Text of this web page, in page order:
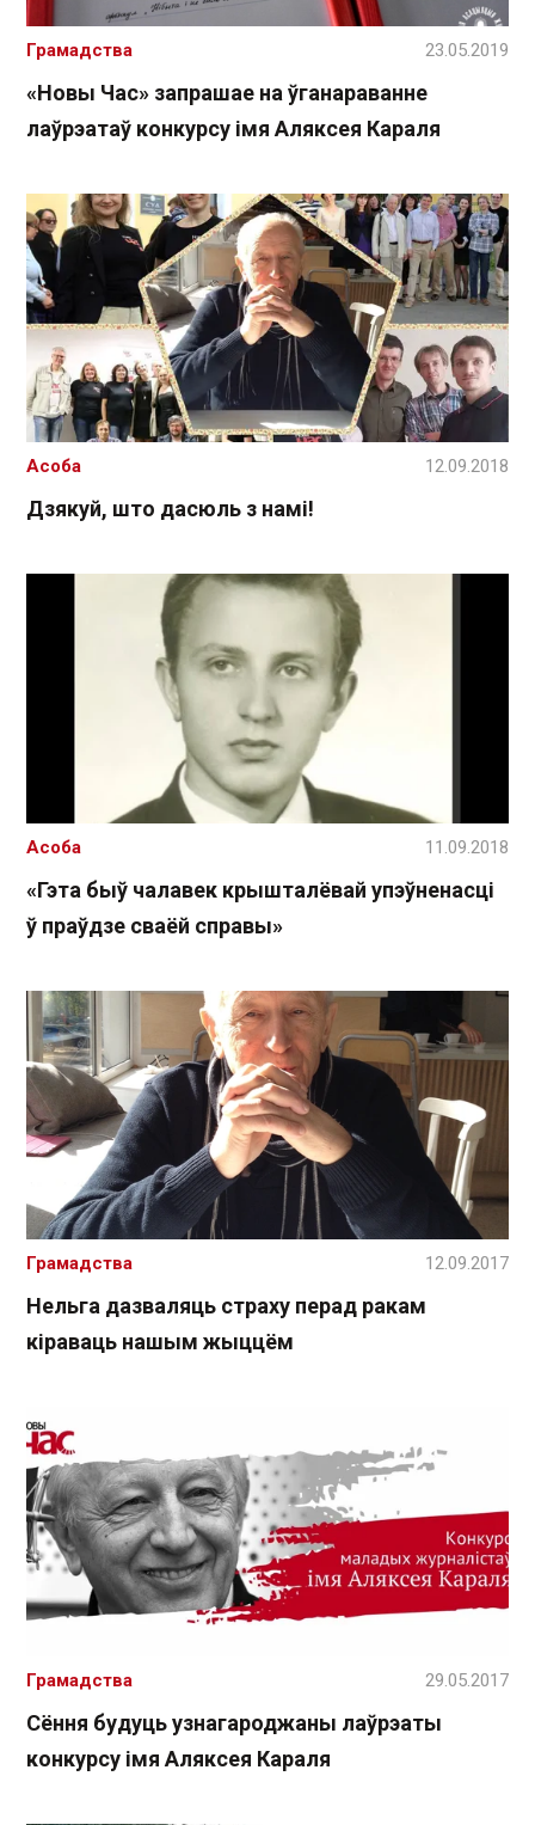
«Новы Час» запрашае на ўганараванне
лаўрэатаў конкурсу імя Аляксея Караля
Грамадства 23.05.2019
Дзякуй, што дасюль з намі!
Асоба 12.09.2018
«Гэта быў чалавек крышталёвай упэўненасці
ў праўдзе сваёй справы»
Асоба 11.09.2018
Нельга дазваляць страху перад ракам
кіраваць нашым жыццём
Грамадства 12.09.2017
Сёння будуць узнагароджаны лаўрэаты
конкурсу імя Аляксея Караля
Грамадства 29.05.2017